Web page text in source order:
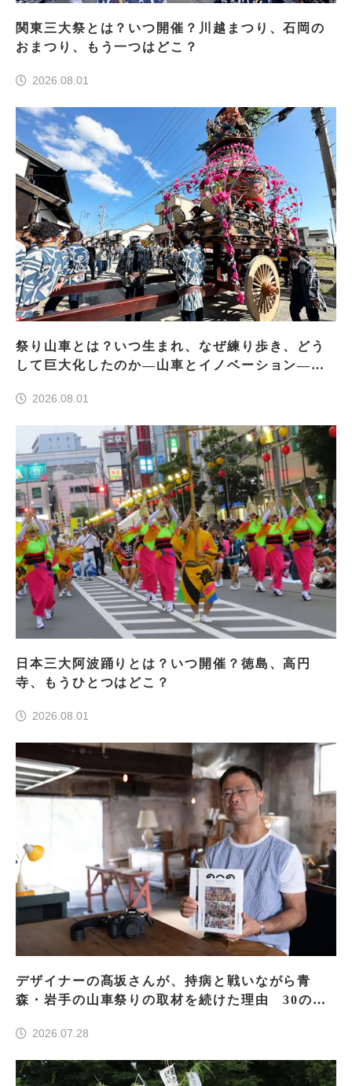
関東三大祭とは？いつ開催？川越まつり、石岡の
おまつり、もう一つはどこ？
2026.08.01
祭り山車とは？いつ生まれ、なぜ練り歩き、どう
して巨大化したのか―山車とイノベーション―＜
2026.08.01
日本三大阿波踊りとは？いつ開催？徳島、高円
寺、もうひとつはどこ？
2026.08.01
デザイナーの髙坂さんが、持病と戦いながら青
森・岩手の山車祭りの取材を続けた理由 30の山
2026.07.28